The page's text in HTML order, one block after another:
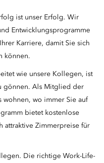
ist unser Erfolg. Wir
Entwicklungsprogramme
Karriere, damit Sie sich
können.
wie unsere Kollegen, ist
gönnen. Als Mitglied der
wohnen, wo immer Sie auf
bietet kostenlose
attraktive Zimmerpreise für
Die richtige Work-Life-